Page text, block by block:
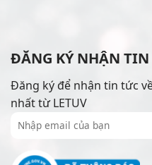
ĐĂNG KÝ NHẬN TIN
Đăng ký để nhận tin tức
nhất từ LETUV